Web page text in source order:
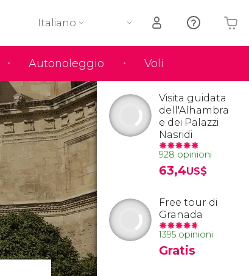
Autonoleggio Voli
Italiano
Il tuo carrello è vuoto
Visita guidata
dell'Alhambra
e dei Palazzi
Nasridi
928 opinioni
63,4US$
Free tour di
Granada
1395 opinioni
Gratis